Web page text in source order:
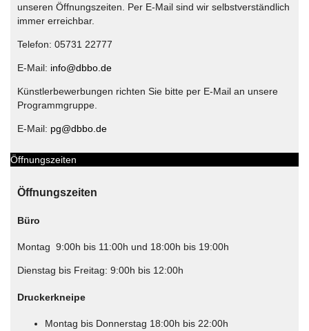
unseren Öffnungszeiten. Per E-Mail sind wir selbstverständlich
immer erreichbar.
Telefon: 05731 22777
E-Mail: info@dbbo.de
Künstlerbewerbungen richten Sie bitte per E-Mail an unsere
Programmgruppe.
E-Mail: pg@dbbo.de
Öffnungszeiten
Öffnungszeiten
Büro
Montag 9:00h bis 11:00h und 18:00h bis 19:00h
Dienstag bis Freitag: 9:00h bis 12:00h
Druckerkneipe
Montag bis Donnerstag 18:00h bis 22:00h